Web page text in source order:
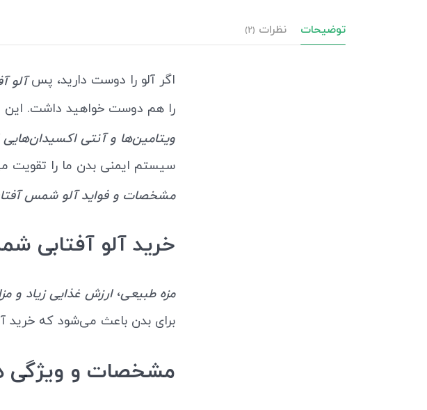
توضیحات نظرات (2)
اگر آلو را دوست دارید، پسآلو
را هم دوست خواهید داشت.
ویتامین‌ها و آنتی
سیستم ایمنی بدن ما را تقویت
مشخصات و فواید آلو شمس
خرید آلو آفتابی
مزه طبیعی،ارزش غذایی زیاد و
برای بدن باعث می‌شود که خرید
مشخصات و ویژگی